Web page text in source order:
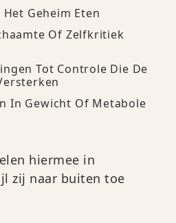
Geheim Eten
Of Zelfkritiek
Tot Controle Die De
In Gewicht Of Metabole
hiermee in
zij naar buiten toe